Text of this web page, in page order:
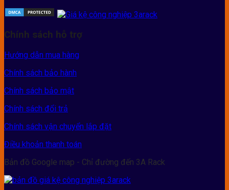
Chính sách hỗ trợ
Hướng dẫn mua hàng
Chính sách bảo hành
Chính sách bảo mật
Chính sách đổi trả
Chính sách vận chuyển lắp đặt
Điều khoản thanh toán
Bản đồ Google map - Chỉ đường đến 3A Rack